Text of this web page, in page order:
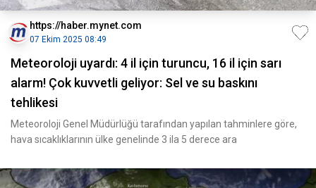
https://haber.mynet.com
07 Ekim 2025 08:49
Meteoroloji uyardı: 4 il için turuncu, 16 il için sarı
alarm! Çok kuvvetli geliyor: Sel ve su baskını
tehlikesi
Meteoroloji Genel Müdürlüğü tarafından yapılan tahminlere göre,
hava sıcaklıklarının ülke genelinde 3 ila 5 derece ara